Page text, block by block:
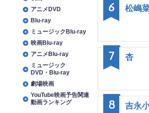
松嶋
6
杏
7
吉永
8
アニメDVD
Blu-ray
ミュージックBlu-ray
映画Blu-ray
アニメBlu-ray
ミュージック
DVD・Blu-ray
劇場映画
YouTube映画予告関連
動画ランキング